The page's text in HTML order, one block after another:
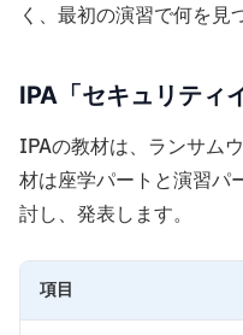
く、最初の演習で何を見
IPA「セキュリティ
IPAの教材は、ランサム
材は座学パートと演習パ
討し、発表します。
項目